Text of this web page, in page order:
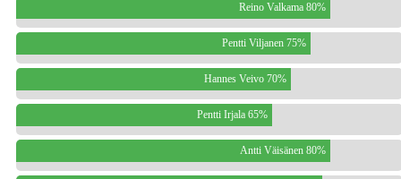
Reino Valkama 80%
Pentti Viljanen 75%
Hannes Veivo 70%
Pentti Irjala 65%
Antti Väisänen 80%